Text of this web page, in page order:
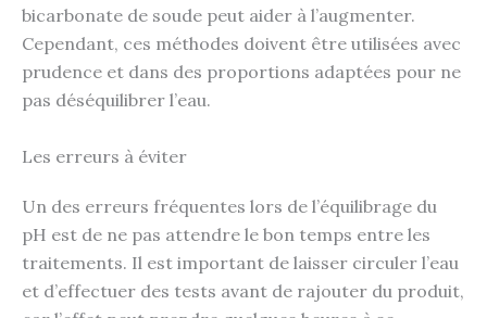
bicarbonate de soude peut aider à l’augmenter.
Cependant, ces méthodes doivent être utilisées avec
prudence et dans des proportions adaptées pour ne
pas déséquilibrer l’eau.
Les erreurs à éviter
Un des erreurs fréquentes lors de l’équilibrage du
pH est de ne pas attendre le bon temps entre les
traitements. Il est important de laisser circuler l’eau
et d’effectuer des tests avant de rajouter du produit,